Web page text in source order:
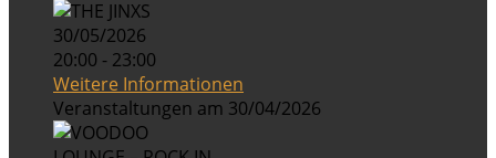
30/05/2026
20:00 - 23:00
Weitere Informationen
Veranstaltungen am 30/04/2026